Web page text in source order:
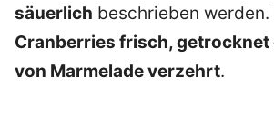
säuerlich beschrieben
Cranberries frisch, getrocknet
von Marmelade verzehrt.